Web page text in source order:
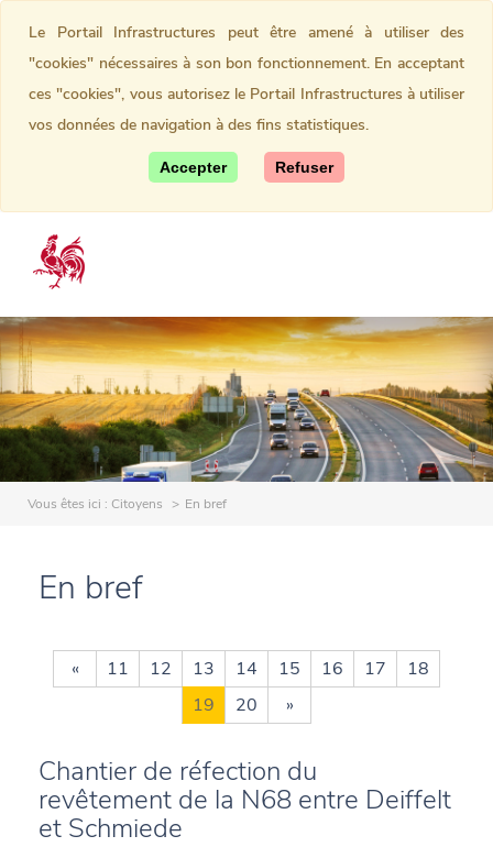
Vous êtes ici : Citoyens En bref
En bref
« 11 12 13 14 15 16 17
18
19
20 »
Chantier de réfection du
revêtement de la N68 entre Deiffelt
et Schmiede
Le Portail Infrastructures peut être amené à utiliser des
"cookies" nécessaires à son bon fonctionnement. En acceptant
ces "cookies", vous autorisez le Portail Infrastructures à utiliser
vos données de navigation à des fins statistiques.
Accepter Refuser